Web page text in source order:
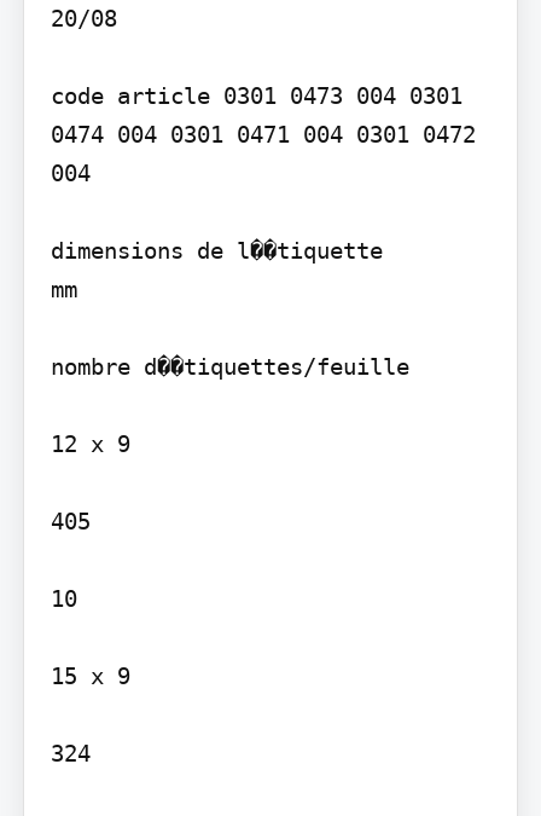
20/08
code article 0301 0473 004 0301
0474 004 0301 0471 004 0301 0472
004
dimensions de l��tiquette
mm
nombre d��tiquettes/feuille
12 x 9
405
10
15 x 9
324